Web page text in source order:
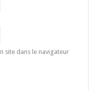
site dans le navigateur